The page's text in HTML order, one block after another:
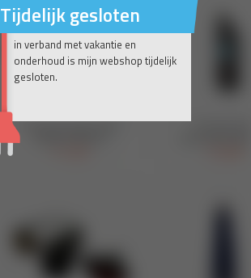
Tijdelijk gesloten
in verband met vakantie en
onderhoud is mijn webshop tijdelijk
gesloten.